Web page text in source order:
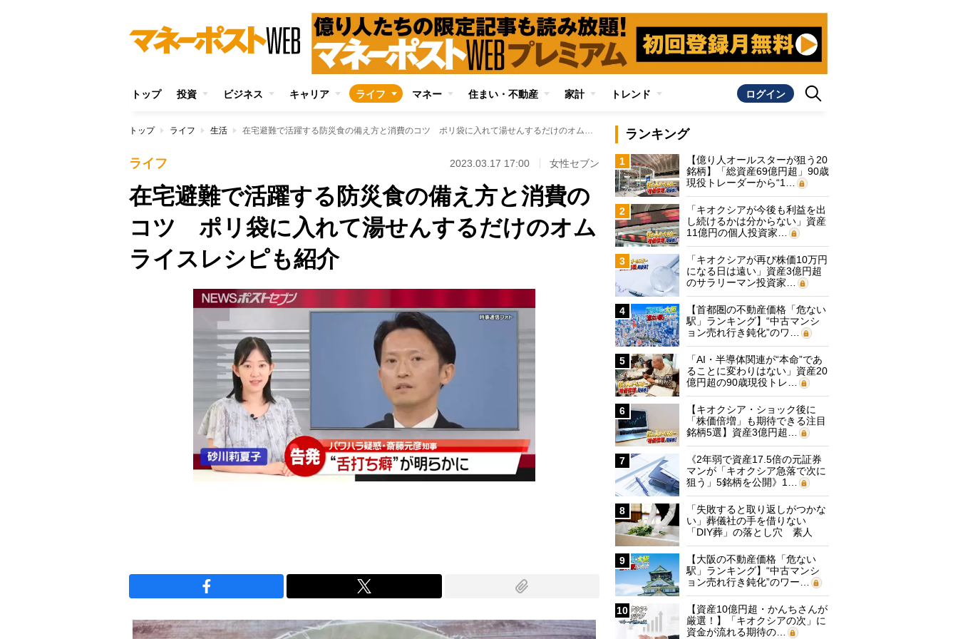
トップ 投資 ビジネス キャリア ライフ マネー 住まい・不動産 家計 トレンド ログイン
トップ ライフ 生活 在宅避難で活躍する防災食の備え方と消費のコツ ポリ袋に入れて湯せんするだけのオムライスレシピも紹介
ライフ 2023.03.17 17:00 女性セブン
在宅避難で活躍する防災食の備え方と消費の
コツ ポリ袋に入れて湯せんするだけのオム
ライスレシピも紹介
ランキング
1
【億り人オールスターが狙う20
銘柄】「総資産69億円超」90歳
現役トレーダーから“1…
2
「キオクシアが今後も利益を出
し続けるかは分からない」資産
11億円の個人投資家…
3
「キオクシアが再び株価10万円
になる日は遠い」資産3億円超
のサラリーマン投資家…
4
【首都圏の不動産価格「危ない
駅」ランキング】“中古マンシ
ョン売れ行き鈍化”のワ…
5
「AI・半導体関連が“本命”であ
ることに変わりはない」資産20
億円超の90歳現役トレ…
6
【キオクシア・ショック後に
「株価倍増」も期待できる注目
銘柄5選】資産3億円超…
7
《2年弱で資産17.5倍の元証券
マンが「キオクシア急落で次に
狙う」5銘柄を公開》1…
8
「失敗すると取り返しがつかな
い」葬儀社の手を借りない
「DIY葬」の落とし穴 素人
に…
9
【大阪の不動産価格「危ない
駅」ランキング】“中古マンシ
ョン売れ行き鈍化”のワー…
10
【資産10億円超・かんちさんが
厳選！】「キオクシアの次」に
資金が流れる期待の…